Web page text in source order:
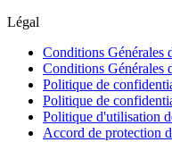
Légal
Conditions Générales
Conditions Générales
Politique de
Politique de
Politique d'utilisation
Accord de protection